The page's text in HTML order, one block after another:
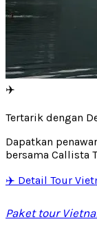
✈️
Tertarik dengan
Dapatkan
bersama Callista
✈️ Detail Tour
Paket tour